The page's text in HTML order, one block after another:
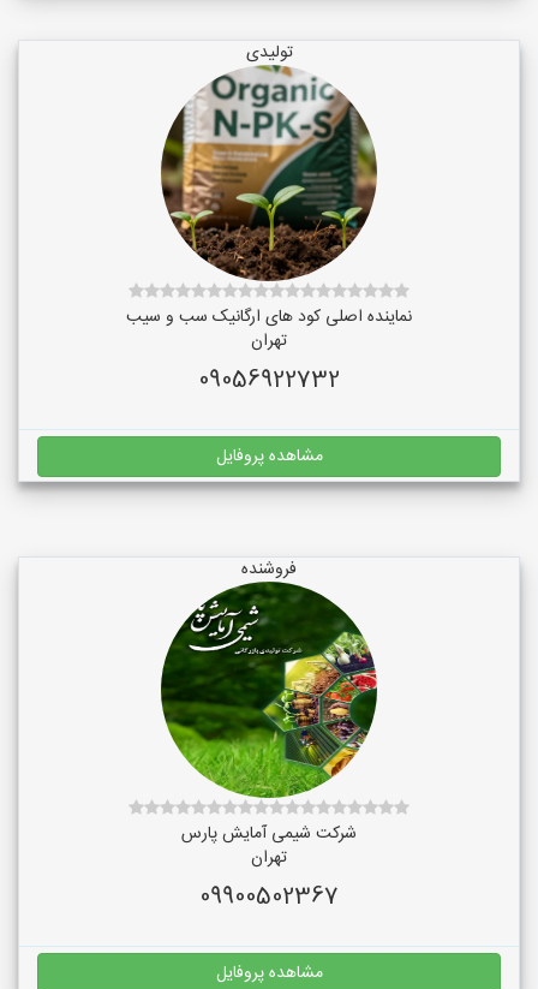
تولیدی
نماینده اصلی کود های ارگانیک سب و سیب
تهران
09056922732
مشاهده پروفایل
فروشنده
شرکت شیمی آمایش پارس
تهران
09900502367
مشاهده پروفایل